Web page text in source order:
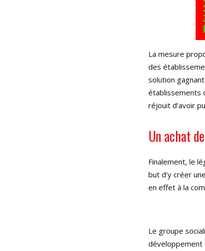
La mesure
des
solution
établissements
réjouit d’avoir
Un achat
Finalement, le
but d’y créer
en effet à la
Le groupe
développement